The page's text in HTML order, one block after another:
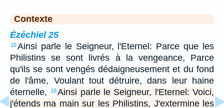
Contexte
Ézéchiel 25
15Ainsi parle le Seigneur, l'Eternel: Parce que les
Philistins se sont livrés à la vengeance, Parce
qu'ils se sont vengés dédaigneusement et du fond
de l'âme, Voulant tout détruire, dans leur haine
éternelle,
16Ainsi parle le Seigneur, l'Eternel: Voici,
j'étends ma main sur les Philistins, J'extermine les